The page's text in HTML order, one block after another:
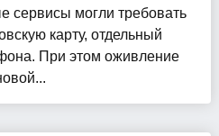
сервисы могли требовать
карту, отдельный
При этом оживление